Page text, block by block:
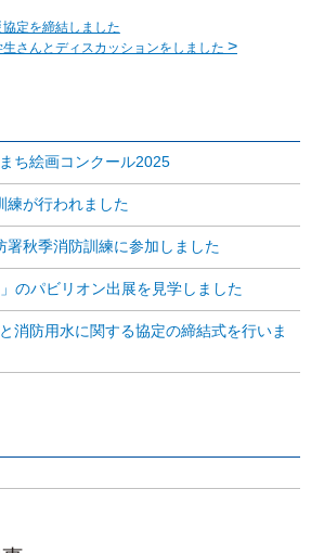
定を締結しました
さんとディスカッションをしました >
ち絵画コンクール2025
練が行われました
署秋季消防訓練に参加しました
のパビリオン出展を見学しました
消防用水に関する協定の締結式を行いま